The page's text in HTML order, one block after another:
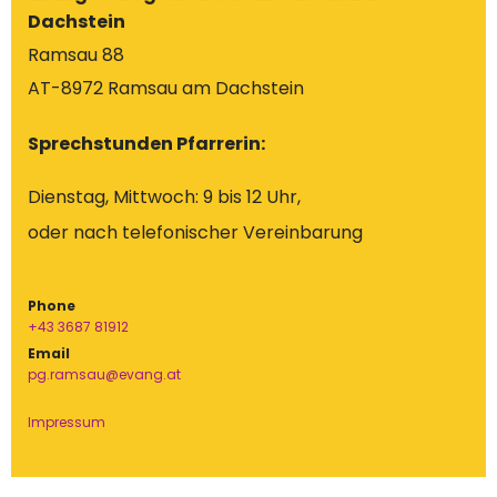
Dachstein
Ramsau 88
AT-8972 Ramsau am Dachstein
Sprechstunden Pfarrerin:
Dienstag, Mittwoch: 9 bis 12 Uhr,
oder nach telefonischer Vereinbarung
Phone
+43 3687 81912
Email
pg.ramsau@evang.at
Impressum